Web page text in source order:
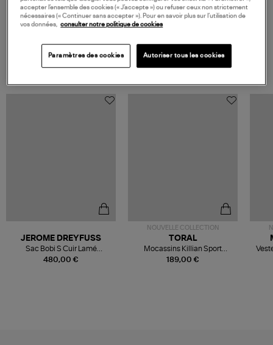
VOS DERNIERS PRODUITS VUS
480,00 €
JEROME DREYFUSS
Sac Bobi S Cuir Lamé
Champagne
NOUVELLE COLLECTION
189,00 €
TORAL
Mocassins Killian Sport
Mousse
accepter l’ensemble des cookies (« J’accepte ») ou refuser ceux non strictement
nécessaires (« Continuer sans accepter »). Pour en savoir plus sur l’utilisation de
vos données, consulter notre politique de cookies
Paramètres des cookies Autoriser tous les cookies